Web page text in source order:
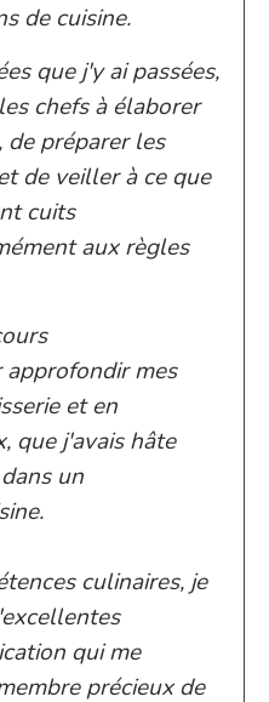
de cuisine.
que j'y ai passées,
chefs à élaborer
préparer les
de veiller à ce que
cuits
aux règles
mes
et en
que j'avais hâte
un
culinaires, je
qui me
précieux de